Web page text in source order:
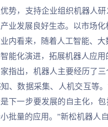
势，支持企业组织机器人
业发展良好生态。以市场
看来，随着人工智能、大
能化演进，拓展机器人应用
出，机器人主要经历了三
、数据采集、人机交互等
下一步要发展的自主化，
批量的应用。”新松机器人